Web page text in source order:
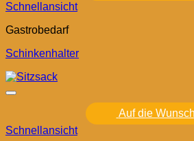
Schnellansicht
Gastrobedarf
Schinkenhalter
Auf die
Schnellansicht